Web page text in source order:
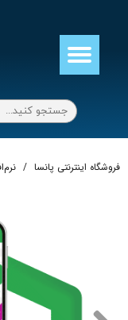
حساب کاربری من
تغییر گذر واژه
سفارشات
خروج از حساب
فروشگاه اینترنتی پانسا